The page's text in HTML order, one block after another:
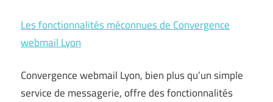
Les fonctionnalités méconnues de Convergence
webmail Lyon
Convergence webmail Lyon, bien plus qu’un simple
service de messagerie, offre des fonctionnalités